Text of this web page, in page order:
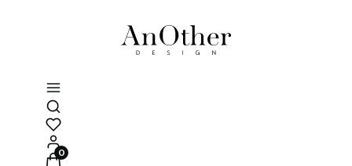
Otwórz wyszukiwarkę
Produkty w koszyku: 0. Zobacz szczegóły